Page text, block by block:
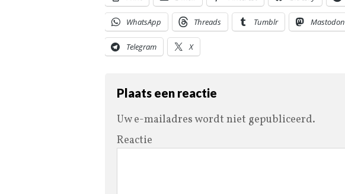
WhatsApp Threads Tumblr Mastodon
Telegram X
Plaats een reactie
Uw e-mailadres wordt niet gepubliceerd.
Reactie